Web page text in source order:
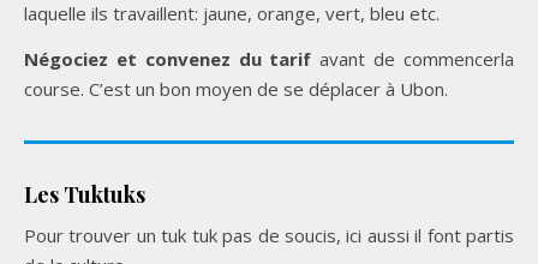
laquelle ils travaillent: jaune, orange, vert, bleu etc.
Négociez et convenez du tarif avant de commencerla
course. C’est un bon moyen de se déplacer à Ubon.
Les Tuktuks
Pour trouver un tuk tuk pas de soucis, ici aussi il font partis